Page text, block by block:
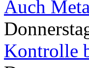
Auch
Kontrolle